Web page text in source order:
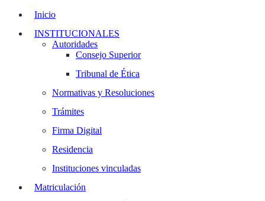
Inicio
INSTITUCIONALES
Autoridades
Consejo Superior
Tribunal de Ética
Normativas y Resoluciones
Trámites
Firma Digital
Residencia
Instituciones vinculadas
Matriculación